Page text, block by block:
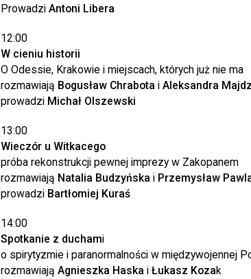
Prowadzi Antoni Libera
12:00
W cieniu historii
O Odessie, Krakowie i miejscach, których już nie ma
rozmawiają Bogusław Chrabota i Aleksandra
prowadzi Michał Olszewski
13:00
Wieczór u Witkacego
próba rekonstrukcji pewnej imprezy w Zakopanem
rozmawiają Natalia Budzyńska i Przemysław
prowadzi Bartłomiej Kuraś
14:00
Spotkanie z duchami
o spirytyzmie i paranormalności w międzywojennej
rozmawiają Agnieszka Haska iŁukasz Kozak